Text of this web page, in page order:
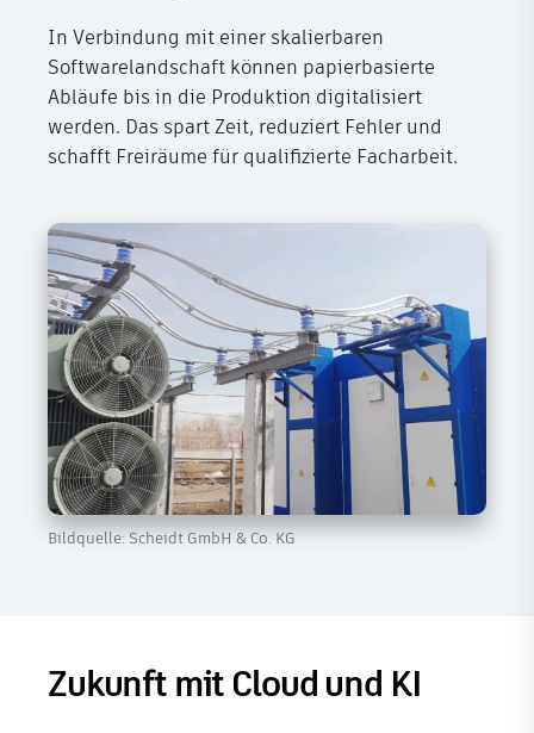
In Verbindung mit einer skalierbaren
Softwarelandschaft können papierbasierte
Abläufe bis in die Produktion digitalisiert
werden. Das spart Zeit, reduziert Fehler und
schafft Freiräume für qualifizierte Facharbeit.
Bildquelle: Scheidt GmbH & Co. KG
Zukunft mit Cloud und KI